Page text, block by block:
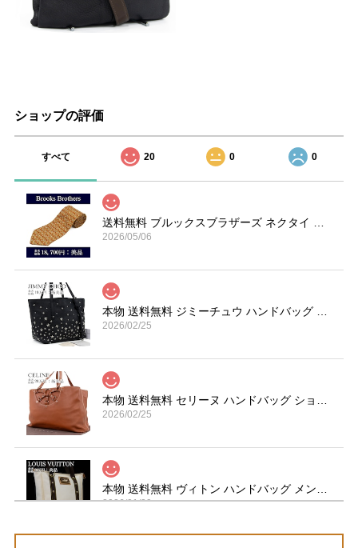
ショップの評価
すべて 20 0 0
2026/05/06
2026/02/25
2026/02/25
2026/01/29